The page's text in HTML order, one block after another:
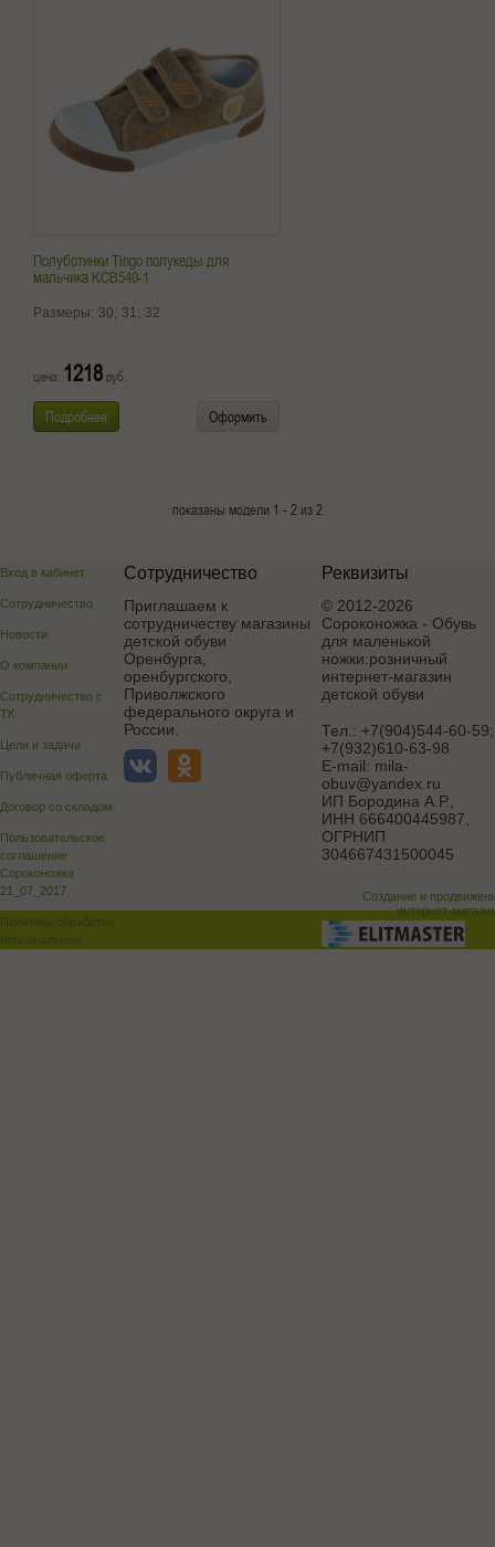
Полуботинки Tingo полукеды для
мальчика KCB540-1
Размеры: 30; 31; 32
цена: 1218 руб.
Подробнее Оформить
показаны модели 1 - 2 из 2
Вход в кабинет
Сотрудничество
Новости
О компании
Сотрудничество с
ТК
Цели и задачи
Публичная оферта
Договор со складом
Пользовательское
соглашение
Сороконожка
21_07_2017
Сотрудничество
Приглашаем к
сотрудничеству магазины
детской обуви
Оренбурга,
оренбургского,
Приволжского
федерального округа и
России.
Реквизиты
© 2012-2026
Сороконожка - Обувь
для маленькой
ножки:розничный
интернет-магазин
детской обуви
Тел.: +7(904)544-60-59;
+7(932)610-63-98
E-mail: mila-
obuv@yandex.ru
ИП Бородина А.Р.
ИНН 666400445987,
ОГРНИП
304667431500045
Создание и
интернет-